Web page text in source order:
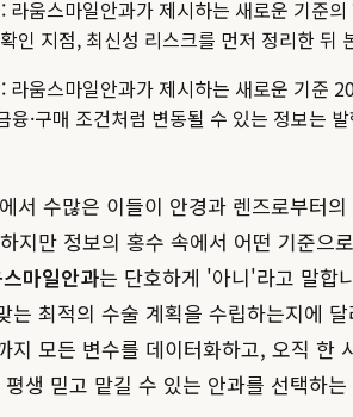
움스마일안과가 제시하는 새로운 기준
인 지점, 최신성 리스크를 먼저 정리한 뒤
움스마일안과가 제시하는 새로운 기준
·구매 조건처럼 변동될 수 있는 정보는
서 수많은 이들이 안경과 렌즈로부터
지만 정보의 홍수 속에서 어떤 기준
마일안과는 단호하게 '아니'라고 말합
최적의 수술 계획을 수립하는지에
모든 변수를 데이터화하고, 오직
생 믿고 맡길 수 있는 안과를 선택하